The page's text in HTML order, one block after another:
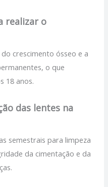
realizar o
crescimento ósseo e a
o que
18 anos.
das lentes na
semestrais para limpeza
da cimentação e da